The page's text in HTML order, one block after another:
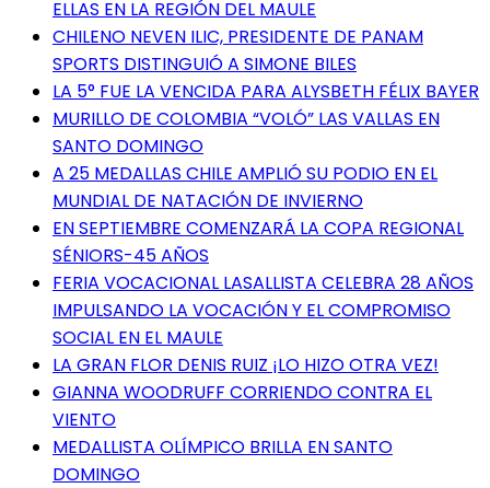
ELLAS EN LA REGIÓN DEL MAULE
CHILENO NEVEN ILIC, PRESIDENTE DE PANAM
SPORTS DISTINGUIÓ A SIMONE BILES
LA 5° FUE LA VENCIDA PARA ALYSBETH FÉLIX BAYER
MURILLO DE COLOMBIA “VOLÓ” LAS VALLAS EN
SANTO DOMINGO
A 25 MEDALLAS CHILE AMPLIÓ SU PODIO EN EL
MUNDIAL DE NATACIÓN DE INVIERNO
EN SEPTIEMBRE COMENZARÁ LA COPA REGIONAL
SÉNIORS-45 AÑOS
FERIA VOCACIONAL LASALLISTA CELEBRA 28 AÑOS
IMPULSANDO LA VOCACIÓN Y EL COMPROMISO
SOCIAL EN EL MAULE
LA GRAN FLOR DENIS RUIZ ¡LO HIZO OTRA VEZ!
GIANNA WOODRUFF CORRIENDO CONTRA EL
VIENTO
MEDALLISTA OLÍMPICO BRILLA EN SANTO
DOMINGO